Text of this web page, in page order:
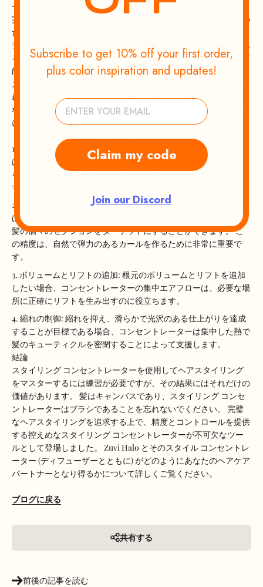
ーターとディフューザーです。 どちらも完璧なヘアスタイルを
実現する上で重要な役割を果たしますが、明らかに異なる目的の
ために設計されています。 スタイリング コンセントレーターと
ディフューザーをいつ使用するかを理解することは、不可欠であ
るだけでなく、ヘアスタイリングの成果に大きな影響を与える可
能性があります。
スタイリング コンセントレーターは、矯正、カールの定義、縮
れの管理を正確に制御します。 一方、ディフューザーは、自然
な質感を高め、カールを維持し、穏やかに乾燥させるための頼り
になるツールです。 特に、次の場合にはスタイリング コンセン
縮毛矯正とスムージング: 滑らかで真っ直ぐな髪を望むとき
は、スタイリング コンセントレーターが最適です。 空気の流れ
を狭め、セクションごとに作業し、各ストランドを効果的にまっ
すぐにすることができます。
明確なカールまたはウェーブの作成: 美しく明確なカールまた
はウェーブを作成するには、コンセントレーターを使用すると、
髪の個々のセクションをターゲットにすることができます。 こ
の精度は、自然で弾力のあるカールを作るために非常に重要で
す。
ボリュームとリフトの追加: 根元のボリュームとリフトを追加
したい場合、コンセントレーターの集中エアフローは、必要な場
所に正確にリフトを生み出すのに役立ちます。
縮れの制御: 縮れを抑え、滑らかで光沢のある仕上がりを達成
することが目標である場合、コンセントレーターは集中した熱で
髪のキューティクルを密閉することによって支援します。
結論
スタイリング コンセントレーターを使用してヘアスタイリング
をマスターするには練習が必要ですが、その結果にはそれだけの
価値があります。 髪はキャンバスであり、スタイリング コンセ
ントレーターはブラシであることを忘れないでください。 完璧
なヘアスタイリングを追求する上で、精度とコントロールを提供
する控えめなスタイリング コンセントレーターが不可欠なツー
ルとして登場しました。 Zuvi Halo とそのスタイル コンセントレ
ーター (ディフューザーとともに) がどのようにあなたのヘアケア
パートナーとなり得るかについて詳しくご覧ください。
ブログに戻る
共有する
前後の記事を読む
Subscribe to get 10% off your first order,
plus color inspiration and updates!
Claim my code
Join our Discord